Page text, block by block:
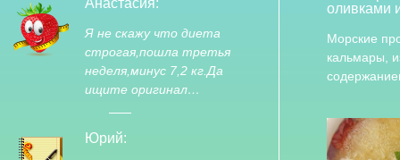
Анастасия:
Я не скажу что диета
строгая,пошла третья
неделя,минус 7,2 кг.Да
ищите оригинал…
Юрий:
оливками
Морские
кальмары,